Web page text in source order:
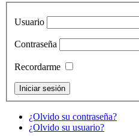
Usuario
Contraseña
Recordarme
¿Olvido su contraseña?
¿Olvido su usuario?